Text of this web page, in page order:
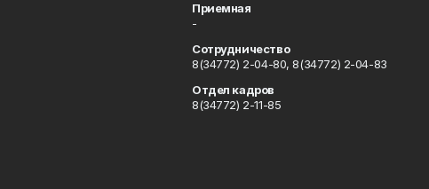
Приемная
-
Сотрудничество
8(34772) 2-04-80, 8(34772) 2-04-83
Отдел кадров
8(34772) 2-11-85